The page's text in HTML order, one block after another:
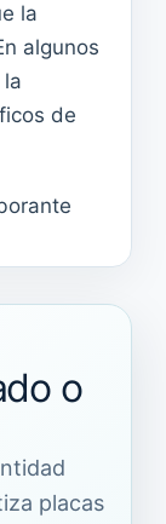
la
algunos
de
o
placas